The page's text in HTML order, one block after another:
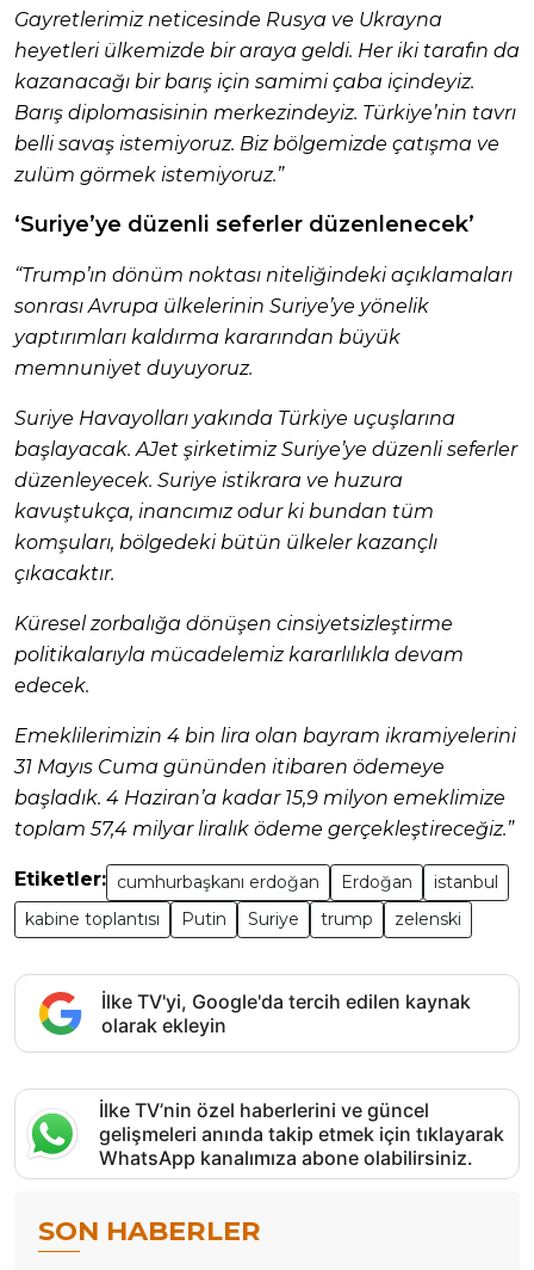
Gayretlerimiz neticesinde Rusya ve Ukrayna
heyetleri ülkemizde bir araya geldi. Her iki tarafın da
kazanacağı bir barış için samimi çaba içindeyiz.
Barış diplomasisinin merkezindeyiz. Türkiye’nin tavrı
belli savaş istemiyoruz. Biz bölgemizde çatışma ve
zulüm görmek istemiyoruz.”
‘Suriye’ye düzenli seferler düzenlenecek’
“Trump’ın dönüm noktası niteliğindeki açıklamaları
sonrası Avrupa ülkelerinin Suriye’ye yönelik
yaptırımları kaldırma kararından büyük
memnuniyet duyuyoruz.
Suriye Havayolları yakında Türkiye uçuşlarına
başlayacak. AJet şirketimiz Suriye’ye düzenli seferler
düzenleyecek. Suriye istikrara ve huzura
kavuştukça, inancımız odur ki bundan tüm
komşuları, bölgedeki bütün ülkeler kazançlı
çıkacaktır.
Küresel zorbalığa dönüşen cinsiyetsizleştirme
politikalarıyla mücadelemiz kararlılıkla devam
edecek.
Emeklilerimizin 4 bin lira olan bayram ikramiyelerini
31 Mayıs Cuma gününden itibaren ödemeye
başladık. 4 Haziran’a kadar 15,9 milyon emeklimize
toplam 57,4 milyar liralık ödeme gerçekleştireceğiz.”
Etiketler: cumhurbaşkanı erdoğan Erdoğan
istanbul
kabine toplantısı
Putin Suriye trump zelenski
İlke TV'yi, Google'da tercih edilen kaynak
olarak ekleyin
İlke TV’nin özel haberlerini ve güncel
gelişmeleri anında takip etmek için tıklayarak
WhatsApp kanalımıza abone olabilirsiniz.
SON HABERLER